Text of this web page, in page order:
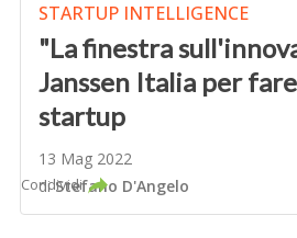
STARTUP INTELLIGENCE
"La finestra
Janssen Italia per
startup
13 Mag 2022
diStefano D'Angelo
Condividi